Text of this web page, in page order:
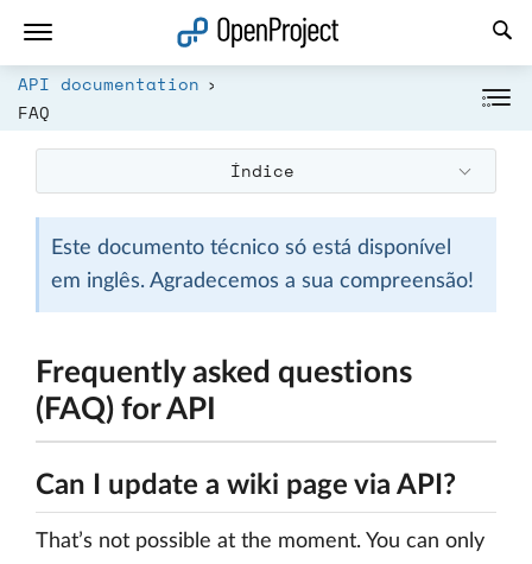
API documentation
FAQ
Índice
Este documento técnico só está disponível
em inglês. Agradecemos a sua compreensão!
Frequently asked questions
(FAQ) for API
Can I update a wiki page via API?
That’s not possible at the moment. You can only
Abrir a ligação num novo separador